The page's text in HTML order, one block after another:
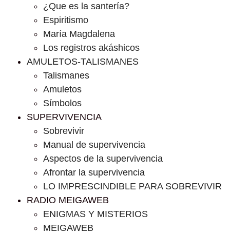
¿Que es la santería?
Espiritismo
María Magdalena
Los registros akáshicos
AMULETOS-TALISMANES
Talismanes
Amuletos
Símbolos
SUPERVIVENCIA
Sobrevivir
Manual de supervivencia
Aspectos de la supervivencia
Afrontar la supervivencia
LO IMPRESCINDIBLE PARA SOBREVIVIR
RADIO MEIGAWEB
ENIGMAS Y MISTERIOS
MEIGAWEB